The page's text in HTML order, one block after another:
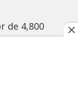
de 4,800
a nivel